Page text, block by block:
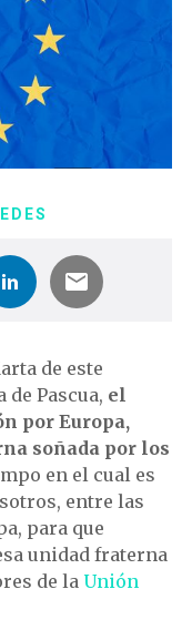
de este
de Pascua, el
por Europa,
soñada por los
en el cual es
entre las
para que
unidad fraterna
de la Unión